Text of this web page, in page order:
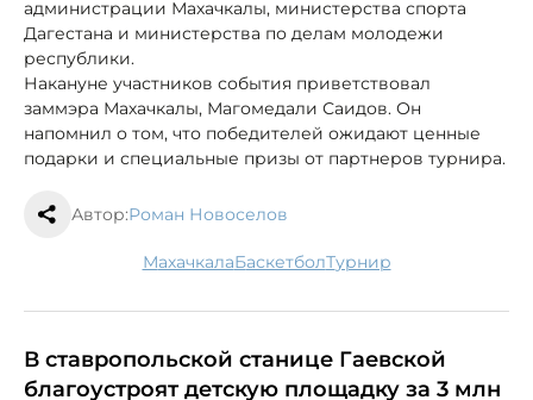
администрации Махачкалы, министерства спорта
Дагестана и министерства по делам молодежи
республики.
Накануне участников события приветствовал
заммэра Махачкалы, Магомедали Саидов. Он
напомнил о том, что победителей ожидают ценные
подарки и специальные призы от партнеров турнира.
Автор:Роман Новоселов
Махачкала баскетбол турнир
В ставропольской станице Гаевской
благоустроят детскую площадку за 3 млн